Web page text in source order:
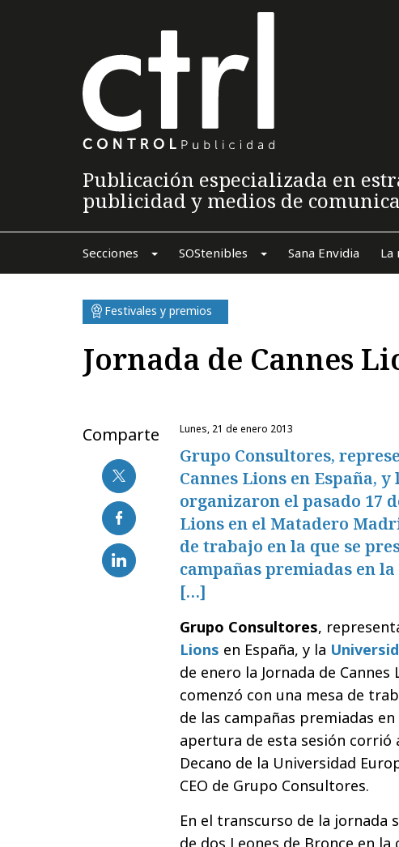
Publicación especializada en
publicidad y medios de
Secciones SOStenibles Sana Envidia La
Festivales y premios
Jornada de Cannes
Comparte lunes, 21 de enero 2013
Grupo Consultores,
Cannes Lions en España,
organizaron el pasado 17
Lions en el Matadero
de trabajo en la que se
campañas premiadas en
[…]
Grupo Consultores,
Lions en España, y la
de enero la Jornada de
comenzó con una mesa de
de las campañas premiadas
apertura de esta sesión corrió
Decano de la Universidad
CEO de Grupo Consultores.
En el transcurso de la jornada
de dos Leones de Bronce en